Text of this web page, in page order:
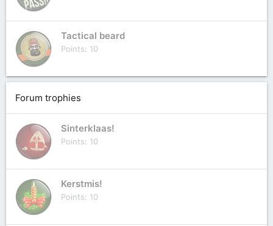
Tactical beard
Points 10
Forum trophies
Sinterklaas!
Points 10
Kerstmis!
Points 10